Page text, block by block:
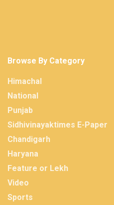
Browse By Category
Himachal
National
Punjab
Sidhivinayaktimes E-Paper
Chandigarh
Haryana
Feature or Lekh
Video
Sports